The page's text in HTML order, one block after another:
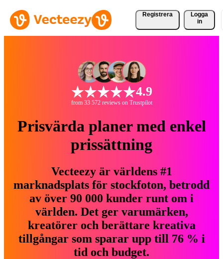
Registrera
Logga
in
4.9
from 33 572 reviews on Trustpilot
Prisvärda planer med enkel
prissättning
Vecteezy är världens #1
marknadsplats för stockfoton, betrodd
av över 90 000 kunder runt om i
världen. Det ger varumärken,
kreatörer och berättare kreativa
tillgångar som sparar upp till 76 % i
tid och budget.